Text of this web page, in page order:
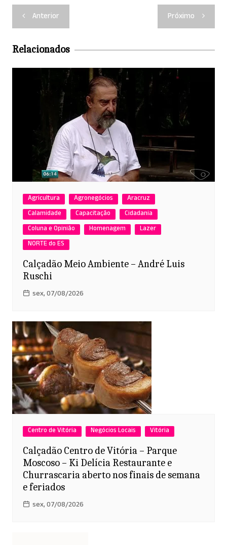
at
s
A
p
c
e
b
o
Navegação
de
Post
Anterior Próximo
Relacionados
Agricultura Agronegócios
Aracruz
Calamidade
Capacitação
Cidadania
Coluna e Opinião
Homenagem
Lazer
NORTE do ES
Calçadão Meio Ambiente – André Luis
Ruschi
sex, 07/08/2026
Centro de Vitória Negócios Locais Vitória
Calçadão Centro de Vitória – Parque
Moscoso – Ki Delícia Restaurante e
Churrascaria aberto nos finais de semana
e feriados
sex, 07/08/2026